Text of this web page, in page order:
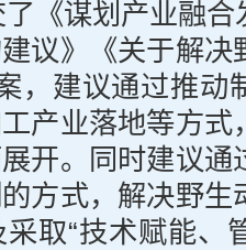
《谋划产业融
议》《关于解决
，建议通过推动
产业落地等方式
开。同时建议通
方式，解决野生
取“技术赋能、